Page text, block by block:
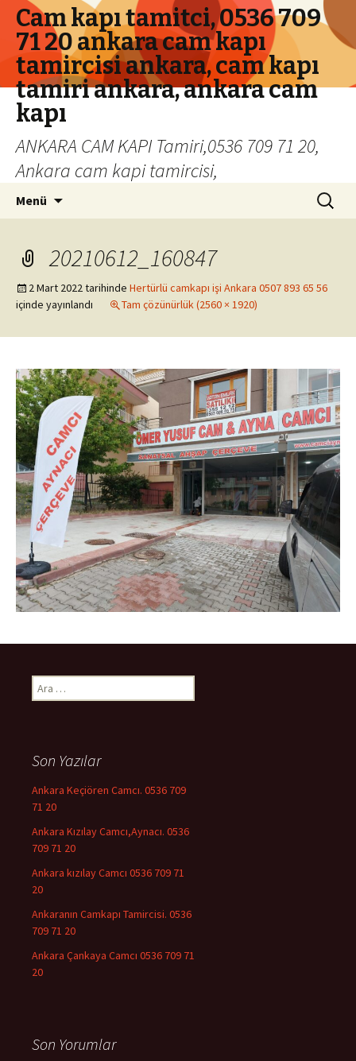
Cam kapı tamitci, 0536 709
71 20 ankara cam kapı
tamircisi ankara, cam kapı
tamiri ankara, ankara cam
kapı
ANKARA CAM KAPI Tamiri,0536 709 71 20,
Ankara cam kapi tamircisi,
Menü Arama:
20210612_160847
2 Mart 2022tarihinde Hertürlü camkapı işi Ankara 0507 893 65 56
içinde yayınlandı
Tam çözünürlük (2560 × 1920)
Arama:
Son Yazılar
Ankara Keçiören Camcı. 0536 709
71 20
Ankara Kızılay Camcı,Aynacı. 0536
709 71 20
Ankara kızılay Camcı 0536 709 71
20
Ankaranın Camkapı Tamircisi. 0536
709 71 20
Ankara Çankaya Camcı 0536 709 71
20
Son Yorumlar